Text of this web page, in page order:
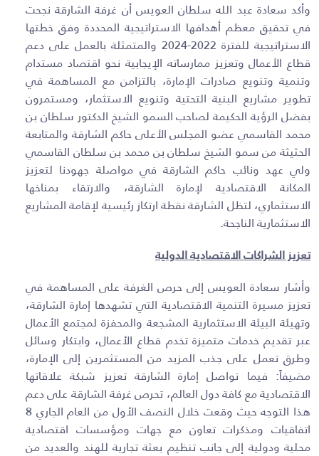
وأكد سعادة عبد الله سلطان العويس أن غرفة الشارقة نجحت
في تحقيق معظم أهدافها الاستراتيجية المحددة وفق خطتها
الاستراتيجية للفترة 2022-2024 والمتمثلة بالعمل على دعم
قطاع الأعمال وتعزيز ممارساته الإيجابية نحو اقتصاد مستدام
وتنمية وتنويع صادرات الإمارة، بالتزامن مع المساهمة في
تطوير مشاريع البنية التحتية وتنويع الاستثمار، ومستمرون
بفضل الرؤية الحكيمة لصاحب السمو الشيخ الدكتور سلطان بن
محمد القاسمي عضو المجلس الأعلى حاكم الشارقة والمتابعة
الحثيثة من سمو الشيخ سلطان بن محمد بن سلطان القاسمي
ولي عهد ونائب حاكم الشارقة في مواصلة جهودنا لتعزيز
المكانة الاقتصادية لإمارة الشارقة، والارتقاء بمناخها
الاستثماري، لتظل الشارقة نقطة ارتكاز رئيسية لإقامة المشاريع
الاستثمارية الناجحة.
تعزيز الشراكات الاقتصادية الدولية
وأشار سعادة العويس إلى حرص الغرفة على المساهمة في
تعزيز مسيرة التنمية الاقتصادية التي تشهدها إمارة الشارقة،
وتهيئة البيئة الاستثمارية المشجعة والمحفزة لمجتمع الأعمال
عبر تقديم خدمات متميزة تخدم قطاع الأعمال، وابتكار وسائل
وطرق تعمل على جذب المزيد من المستثمرين إلى الإمارة،
مضيفاً: فيما تواصل إمارة الشارقة تعزيز شبكة علاقاتها
الاقتصادية مع كافة دول العالم، تحرص غرفة الشارقة على دعم
هذا التوجه حيث وقعت خلال النصف الأول من العام الجاري 8
اتفاقيات ومذكرات تعاون مع جهات ومؤسسات اقتصادية
محلية ودولية إلى جانب تنظيم بعثة تجارية للهند والعديد من